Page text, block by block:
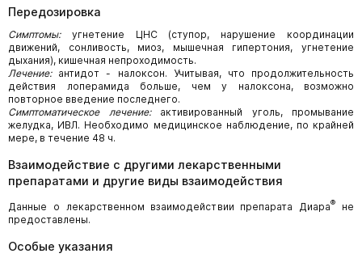
Передозировка
Симптомы:угнетение ЦНС (ступор, нарушение координации
движений, сонливость, миоз, мышечная гипертония, угнетение
дыхания), кишечная непроходимость.
Лечение:антидот - налоксон. Учитывая, что продолжительность
действия лоперамида больше, чем у налоксона, возможно
повторное введение последнего.
Симптоматическое лечение:активированный уголь, промывание
желудка, ИВЛ. Необходимо медицинское наблюдение, по крайней
мере, в течение 48 ч.
Взаимодействие с другими лекарственными
препаратами и другие виды взаимодействия
Данные о лекарственном взаимодействии препарата Диара®
не
предоставлены.
Особые указания